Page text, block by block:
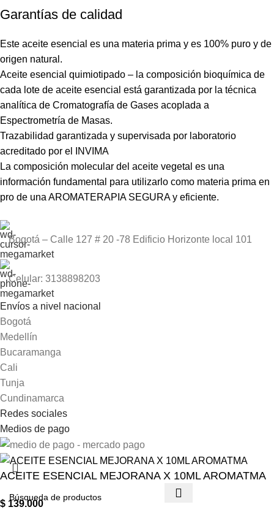
Garantías de calidad
Este aceite esencial es una materia prima y es 100% puro y de
origen natural.
Aceite esencial quimiotipado – la composición bioquímica de
cada lote de aceite esencial está garantizada por la técnica
analítica de Cromatografía de Gases acoplada a
Espectrometría de Masas.
Trazabilidad garantizada y supervisada por laboratorio
acreditado por el INVIMA
La composición molecular del aceite vegetal es una
información fundamental para utilizarlo como materia prima en
pro de una AROMATERAPIA SEGURA y eficiente.
Bogotá – Calle 127 # 20 -78 Edificio Horizonte local 101
Celular: 3138898203
Envíos a nivel nacional
Bogotá
Medellín
Bucaramanga
Cali
Tunja
Cundinamarca
Redes sociales
Medios de pago
ACEITE ESENCIAL MEJORANA X 10ML AROMATMA
$ 139.000